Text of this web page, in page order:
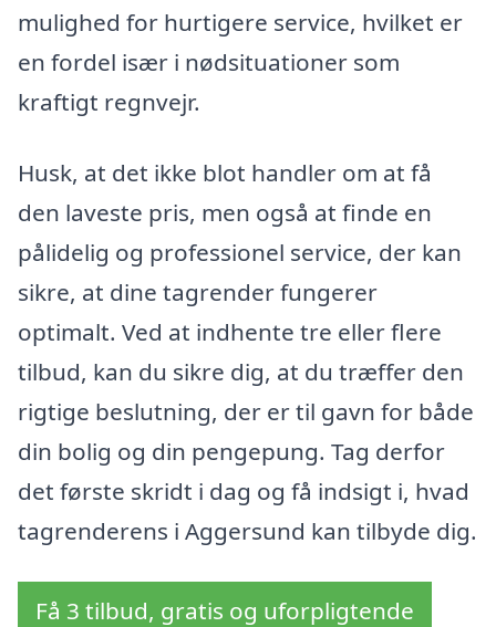
mulighed for hurtigere service, hvilket er
en fordel især i nødsituationer som
kraftigt regnvejr.
Husk, at det ikke blot handler om at få
den laveste pris, men også at finde en
pålidelig og professionel service, der kan
sikre, at dine tagrender fungerer
optimalt. Ved at indhente tre eller flere
tilbud, kan du sikre dig, at du træffer den
rigtige beslutning, der er til gavn for både
din bolig og din pengepung. Tag derfor
det første skridt i dag og få indsigt i, hvad
tagrenderens i Aggersund kan tilbyde dig.
Få 3 tilbud, gratis og uforpligtende